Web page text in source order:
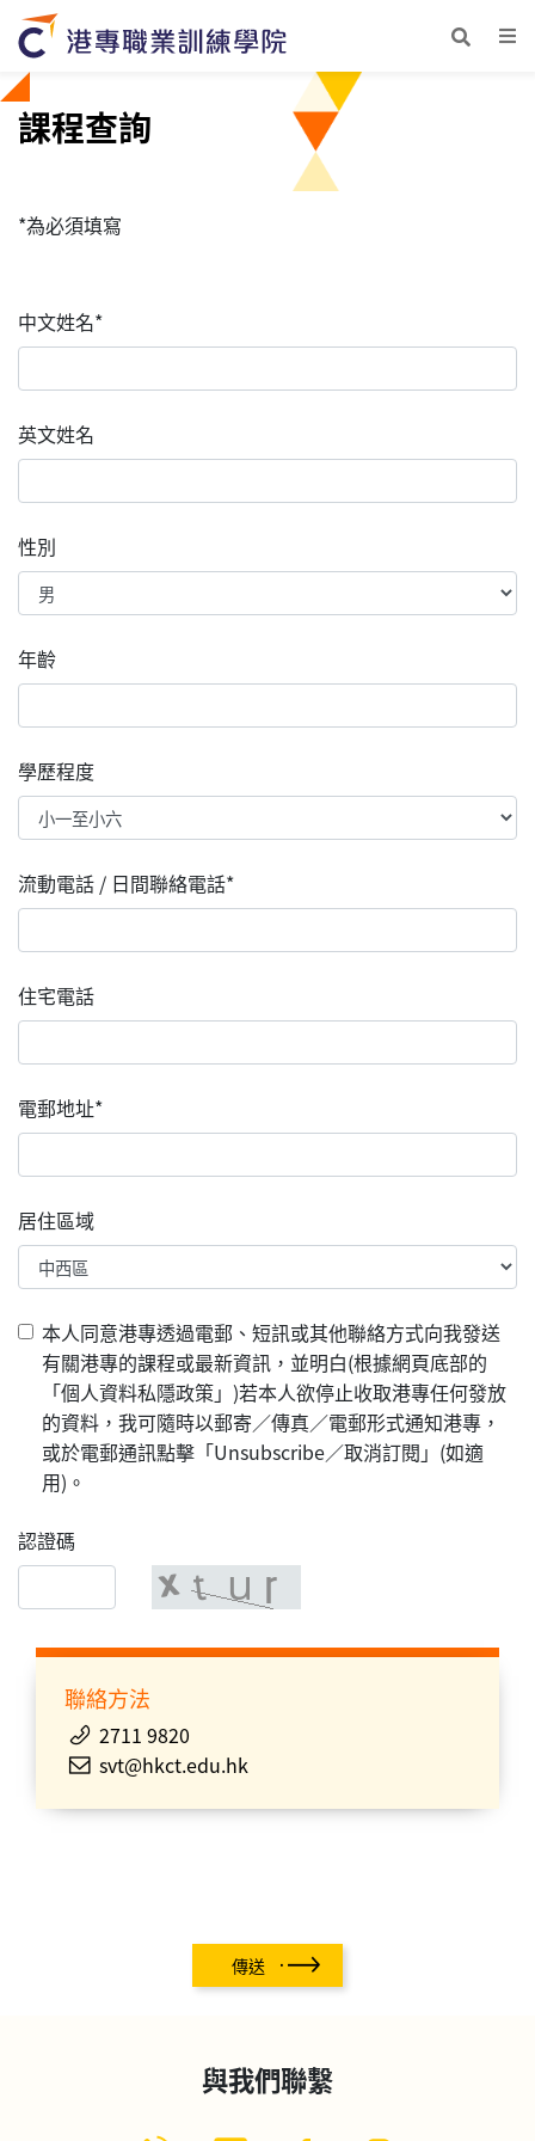
課程查詢
*為必須填寫
中文姓名*
英文姓名
性別
年齡
學歷程度
流動電話 / 日間聯絡電話*
住宅電話
電郵地址*
居住區域
本人同意港專透過電郵、短訊或其他聯絡方式向我發送
有關港專的課程或最新資訊，並明白(根據網頁底部的
「個人資料私隱政策」)若本人欲停止收取港專任何發放
的資料，我可隨時以郵寄／傳真／電郵形式通知港專，
或於電郵通訊點擊「Unsubscribe／取消訂閱」(如適
用)。
認證碼
聯絡方法
2711 9820
svt@hkct.edu.hk
傳送
與我們聯繫